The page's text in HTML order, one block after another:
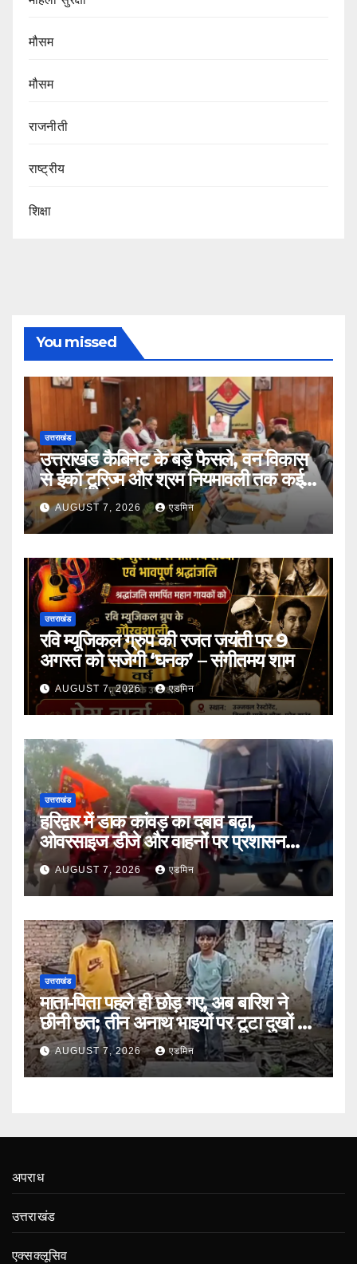
मौसम
मौसम
राजनीती
राष्ट्रीय
शिक्षा
You missed
उत्तराखंड
उत्तराखंड कैबिनेट के बड़े फैसले, वन विकास
से ईको टूरिज्म और श्रम नियमावली तक कई
प्रस्तावों को मंजूरी
AUGUST 7, 2026 एडमिन
उत्तराखंड
रवि म्यूजिकल ग्रुप की रजत जयंती पर 9
अगस्त को सजेगी ‘घनक’ – संगीतमय शाम
AUGUST 7, 2026 एडमिन
उत्तराखंड
हरिद्वार में डाक कांवड़ का दबाव बढ़ा,
ओवरसाइज डीजे और वाहनों पर प्रशासन
सख्तAUGUST 7, 2026 एडमिन
उत्तराखंड
माता-पिता पहले ही छोड़ गए, अब बारिश ने
छीनी छत; तीन अनाथ भाइयों पर टूटा दुखों का
पहाड़AUGUST 7, 2026 एडमिन
अपराध
उत्तराखंड
एक्सक्लूसिव